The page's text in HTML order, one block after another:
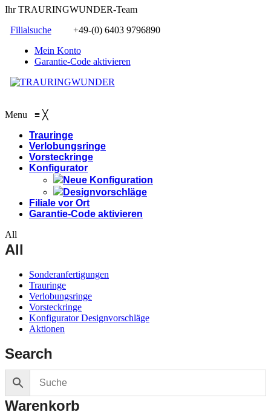
Ihr TRAURINGWUNDER-Team
Filialsuche
+49-(0) 6403 9796890
Mein Konto
Garantie-Code aktivieren
Menu ≡ ╳
Trauringe
Verlobungsringe
Vorsteckringe
Konfigurator
Neue Konfiguration
Designvorschläge
Filiale vor Ort
Garantie-Code aktivieren
All
All
Sonderanfertigungen
Trauringe
Verlobungsringe
Vorsteckringe
Konfigurator Designvorschläge
Aktionen
Search
Warenkorb